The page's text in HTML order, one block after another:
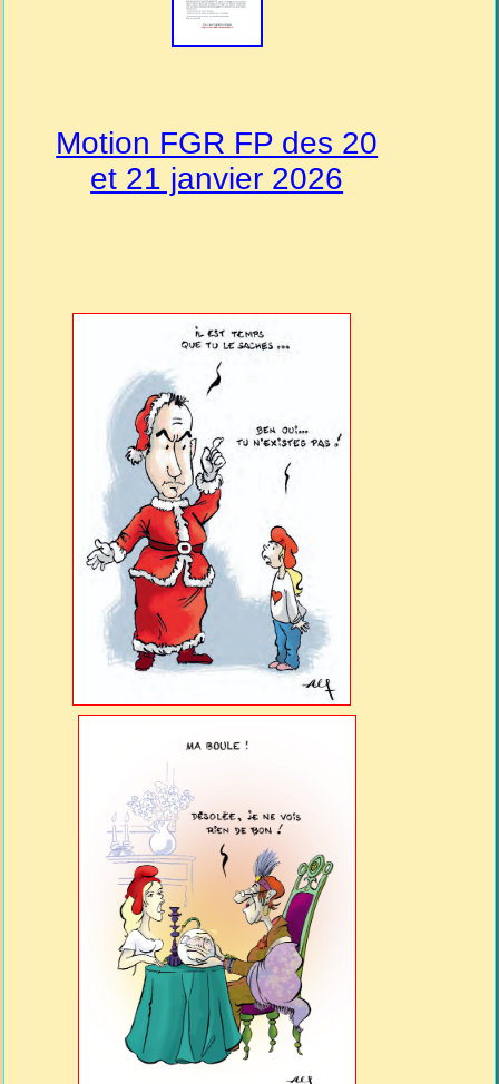
Motion FGR FP des 20
et 21 janvier 2026